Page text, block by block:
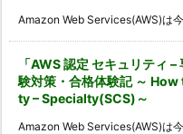
Amazon Web Services(AWS)は
「AWS 認定 セキュリティ
験対策・合格体験記 ～
ty – Specialty(SCS)～
Amazon Web Services(AWS)は